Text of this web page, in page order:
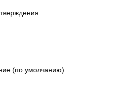
(по умолчанию).